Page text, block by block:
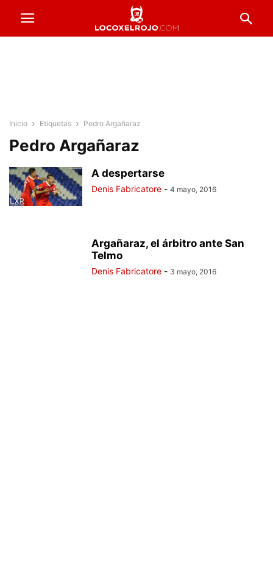
Inicio Etiquetas Pedro Argañaraz
Pedro Argañaraz
A despertarse
Denis Fabricatore - 4 mayo, 2016
Argañaraz, el árbitro ante San
Telmo
Denis Fabricatore - 3 mayo, 2016